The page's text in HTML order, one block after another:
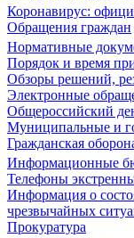
Коронавирус:
Обращения граждан
Нормативные
Порядок и время
Обзоры решений,
Электронные
Общероссийский
Муниципальные и
Гражданская
Информационные
Телефоны
Информация о
чрезвычайных
Прокуратура